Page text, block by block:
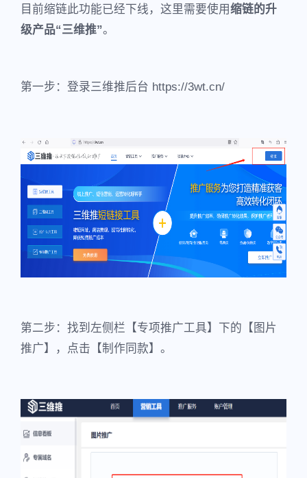
目前缩链此功能已经下线，这里需要使用缩链的升
级产品“三维推”。
第一步：登录三维推后台 https://3wt.cn/
第二步：找到左侧栏【专项推广工具】下的【图片
推广】，点击【制作同款】。